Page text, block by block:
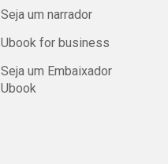
Seja um narrador
Ubook for business
Seja um Embaixador
Ubook